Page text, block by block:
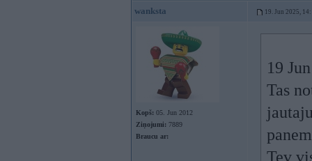
wanksta 19. Jun 2025,
Kopš: 05. Jun 2012
Ziņojumi: 7889
Braucu ar:
19
Tas
Tev